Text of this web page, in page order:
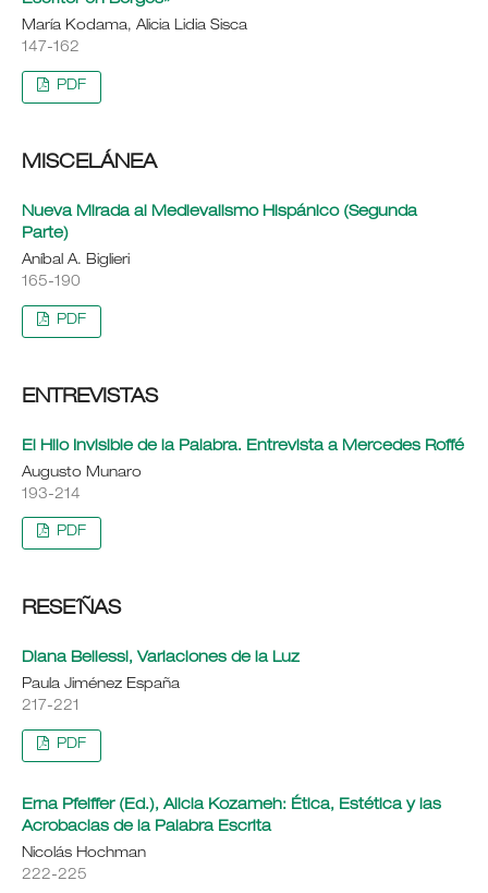
María Kodama, Alicia Lidia Sisca
147-162
PDF
MISCELÁNEA
Nueva Mirada al Medievalismo Hispánico (Segunda
Parte)
Aníbal A. Biglieri
165-190
PDF
ENTREVISTAS
El Hilo Invisible de la Palabra. Entrevista a Mercedes Roffé
Augusto Munaro
193-214
PDF
RESE´ÑAS
Diana Bellessi, Variaciones de la Luz
Paula Jiménez España
217-221
PDF
Erna Pfeiffer (Ed.), Alicia Kozameh: Ética, Estética y las
Acrobacias de la Palabra Escrita
Nicolás Hochman
222-225